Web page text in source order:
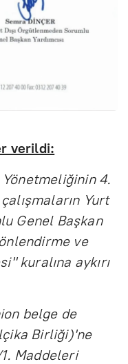
verildi:
4.
Yurt
Genel Başkan
ve
kuralına aykırı
belge de
Birliği)'ne
Maddeleri